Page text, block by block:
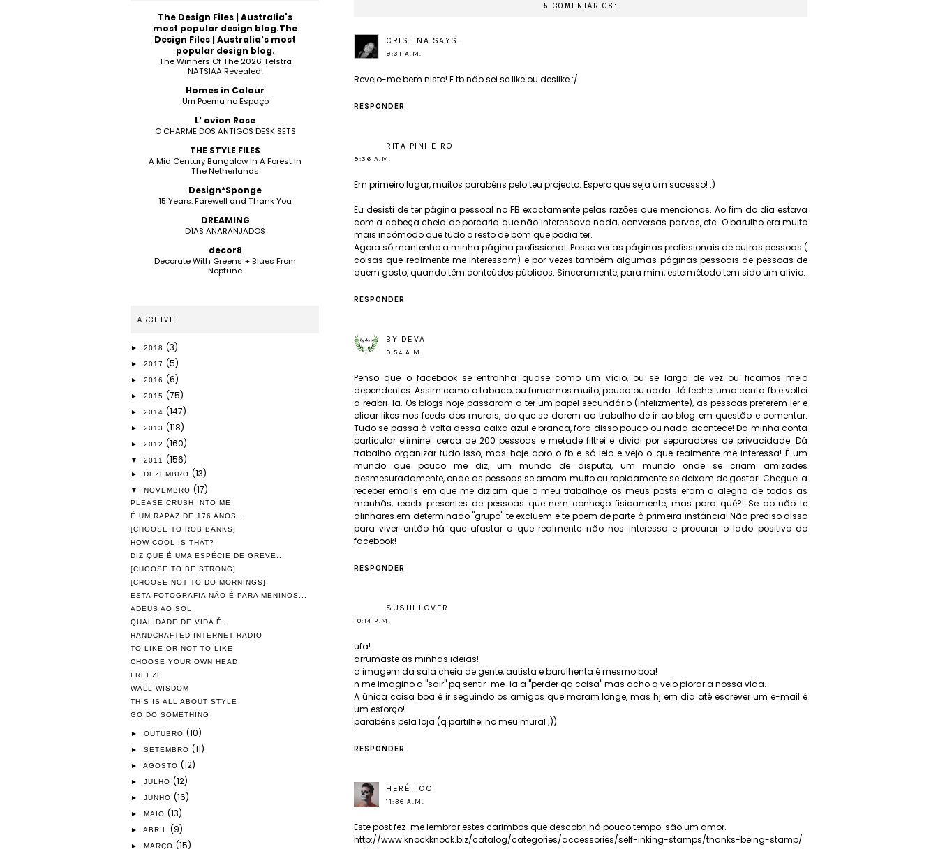
5 COMENTÁRIOS:
CRISTINA SAYS:
9:31 A.M.
Revejo-me bem nisto! E tb não sei se like ou deslike :/
RESPONDER
RITA PINHEIRO
9:36 A.M.
Em primeiro lugar, muitos parabéns pelo teu projecto. Espero que seja um sucesso! :)
Eu desisti de ter página pessoal no FB exactamente pelas razões que mencionas. Ao fim do dia estava
com a cabeça cheia de porcaria que não interessava nada, conversas parvas, etc. O barulho era muito
mais incómodo que tudo o resto de bom que podia ter.
Agora só mantenho a minha página profissional. Posso ver as páginas profissionais de outras pessoas (
coisas que realmente me interessam) e por vezes também algumas páginas pessoais de pessoas de
quem gosto, quando têm conteúdos públicos. Sinceramente, para mim, este método tem sido um alívio.
RESPONDER
BY DEVA
9:54 A.M.
Penso que o facebook se entranha quase como um vício, ou se larga de vez ou ficamos meio
dependentes. Assim como o tabaco, ou fumamos muito, pouco ou nada. Já fechei uma conta fb e voltei
a reabri-la. Os blogs hoje passaram a ter um papel secundário (infelizmente), as pessoas preferem ler e
clicar likes nos feeds dos murais, do que se darem ao trabalho de ir ao blog em questão e comentar.
Tudo se passa à volta dessa caixa azul e branca, fora disso pouco ou nada acontece! Da minha conta
particular eliminei cerca de 200 pessoas e metade filtrei e dividi por separadores de privacidade. Dá
trabalho organizar tudo isso, mas hoje abro o fb e só leio e vejo o que realmente me interessa! É um
mundo que pouco me diz, um mundo de disputa, um mundo onde se criam amizades
desmesuradamente, onde as pessoas se amam muito ou rapidamente se deixam de gostar! Cheguei a
receber emails em que me diziam que o meu trabalho,e os meus posts eram a alegria de todas as
manhãs, recebi presentes de pessoas que nem conheço fisicamente, mas para quê?! Se ao não te
alinhares em determinado "grupo" te excluem e te põem de parte à primeira instância! Não preciso disso
para viver então há que afastar o que realmente não nos interessa e procurar o lado positivo do
facebook!
RESPONDER
SUSHI LOVER
10:14 P.M.
ufa!
arrumaste as minhas ideias!
a imagem da sala cheia de gente, autista e barulhenta é mesmo boa!
n me imagino a "sair" pq sentir-me-ia a "perder qq coisa" mas acho q veio piorar a nossa vida.
A única coisa boa é ir seguindo os amigos que moram longe, mas hj em dia até escrever um e-mail é
um esforço!
parabéns pela loja (q partilhei no meu mural ;))
RESPONDER
HERÉTICO
11:36 A.M.
Este post fez-me lembrar estes carimbos que descobri há pouco tempo: são um amor.
http://www.knockknock.biz/catalog/categories/accessories/self-inking-stamps/thanks-being-stamp/
The Design Files | Australia's
most popular design blog.The
Design Files | Australia's most
popular design blog.
The Winners Of The 2026 Telstra
NATSIAA Revealed!
Homes in Colour
Um Poema no Espaço
L' avion Rose
O CHARME DOS ANTIGOS DESK SETS
THE STYLE FILES
A Mid Century Bungalow In A Forest In
The Netherlands
Design*Sponge
15 Years: Farewell and Thank You
DREAMING
DÍAS ANARANJADOS
decor8
Decorate With Greens + Blues From
Neptune
ARCHIVE
► 2018 (3)
► 2017 (5)
► 2016 (6)
► 2015 (75)
► 2014 (147)
► 2013 (118)
► 2012 (160)
▼ 2011 (156)
► DEZEMBRO (13)
▼ NOVEMBRO (17)
PLEASE CRUSH INTO ME
É UM RAPAZ DE 176 ANOS...
[CHOOSE TO ROB BANKS]
HOW COOL IS THAT?
DIZ QUE É UMA ESPÉCIE DE GREVE...
[CHOOSE TO BE STRONG]
[CHOOSE NOT TO DO MORNINGS]
ESTA FOTOGRAFIA NÃO É PARA MENINOS...
ADEUS AO SOL
QUALIDADE DE VIDA É...
HANDCRAFTED INTERNET RADIO
TO LIKE OR NOT TO LIKE
CHOOSE YOUR OWN HEAD
FREEZE
WALL WISDOM
THIS IS ALL ABOUT STYLE
GO DO SOMETHING
► OUTUBRO (10)
► SETEMBRO (11)
► AGOSTO (12)
► JULHO (12)
► JUNHO (16)
► MAIO (13)
► ABRIL (9)
► MARÇO (15)